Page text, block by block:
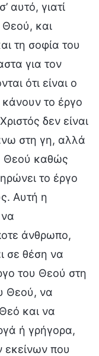
αυτό, γιατί
Θεού, και
τη σοφία του
για τον
ότι είναι ο
το έργο
δεν είναι
στη γη, αλλά
Θεού καθώς
το έργο
Αυτή η
άνθρωπο,
σε θέση να
του Θεού στη
Θεού, να
και να
ή γρήγορα,
που